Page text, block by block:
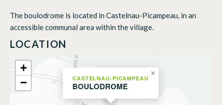
The boulodrome is located in Castelnau-Picampeau, in an
accessible communal area within the village.
LOCATION
CASTELNAU-PICAMPEAU
BOULODROME
×
+
−